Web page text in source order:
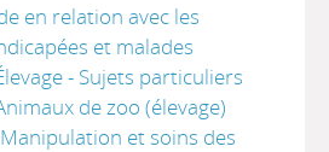
en relation avec les
et malades
- Sujets particuliers
de zoo (élevage)
et soins des